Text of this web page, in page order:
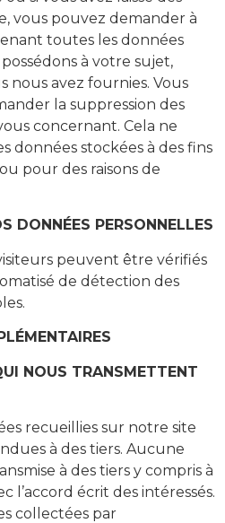
vous pouvez demander à
toutes les données
à votre sujet,
nous avez fournies. Vous
la suppression des
concernant. Cela ne
données stockées à des fins
pour des raisons de
DONNÉES PERSONNELLES
peuvent être vérifiés
de détection des
NOUS TRANSMETTENT
recueillies sur notre site
à des tiers. Aucune
à des tiers y compris à
l’accord écrit des intéressés.
collectées par